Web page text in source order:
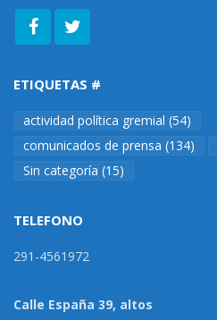
ETIQUETAS #
actividad política gremial (54)
comunicados de prensa (134)
Sin categoría (15)
TELEFONO
291-4561972
Calle España 39, altos